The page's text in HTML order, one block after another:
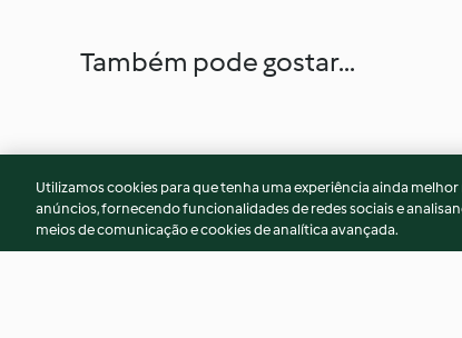
Também pode gostar...
Utilizamos cookies para que tenha uma experiência ainda
anúncios, fornecendo funcionalidades de redes sociais e
meios de comunicação e cookies de analítica avançada.